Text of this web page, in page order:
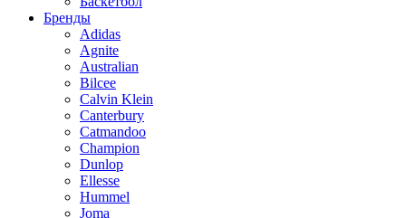
Бренды
Adidas
Agnite
Australian
Bilcee
Calvin Klein
Canterbury
Catmandoo
Champion
Dunlop
Ellesse
Hummel
Joma